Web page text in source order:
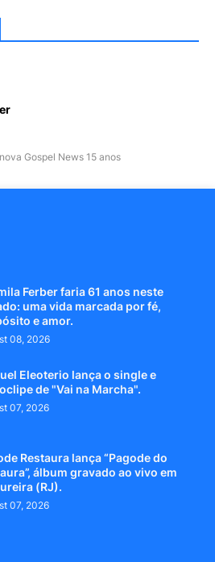
Gospel News 15 anos
Ferber faria 61 anos neste
uma vida marcada por fé,
e amor.
08, 2026
Eleoterio lança o single e
de "Vai na Marcha".
07, 2026
Restaura lança “Pagode do
álbum gravado ao vivo em
(RJ).
07, 2026